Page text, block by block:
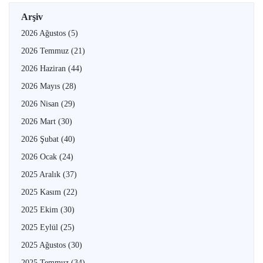
Arşiv
2026 Ağustos (5)
2026 Temmuz (21)
2026 Haziran (44)
2026 Mayıs (28)
2026 Nisan (29)
2026 Mart (30)
2026 Şubat (40)
2026 Ocak (24)
2025 Aralık (37)
2025 Kasım (22)
2025 Ekim (30)
2025 Eylül (25)
2025 Ağustos (30)